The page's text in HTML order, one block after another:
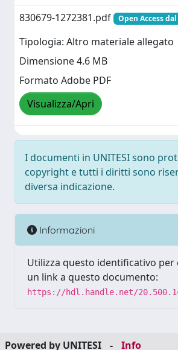
830679-1272381.pdf
Open Access
Tipologia: Altro materiale allegato
Dimensione 4.6 MB
Formato Adobe PDF
Visualizza/Apri
I documenti in UNITESI sono
copyright e tutti i diritti sono
diversa indicazione.
Informazioni
Utilizza questo identificativo per
un link a questo documento:
https://hdl.handle.net/
Powered by UNITESI - Info